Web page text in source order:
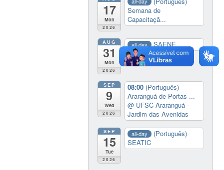
17
Mon
2026
Semana de
Capacitaçã...
AUG
31
Mon
2026
all-day SAENE
SEP
9
Wed
2026
08:00 (Português)
Araranguá de Portas ...
@ UFSC Araranguá -
Jardim das Avenidas
SEP
15
Tue
2026
all-day
(Português)
SEATIC